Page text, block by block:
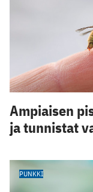
Ampiaisen
ja tunnistat
PUNKKI